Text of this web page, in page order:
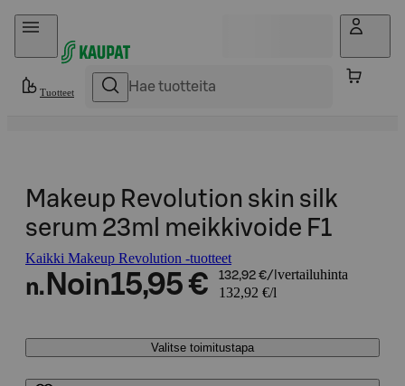
Hyppää sisältöön
Tuotteet
Makeup Revolution skin silk
serum 23ml meikkivoide F1
Kaikki Makeup Revolution -tuotteet
n. Noin15,95 € 132,92 €/l vertailuhinta
132,92 €/l
Valitse toimitustapa